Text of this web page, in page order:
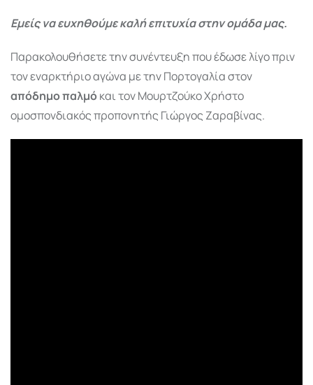
Εμείς να ευχηθούμε καλή επιτυχία στην ομάδα μας.
Παρακολουθήσετε την συνέντευξη που έδωσε λίγο πριν
τον εναρκτήριο αγώνα με την Πορτογαλία στον
απόδημο παλμόκαι τον Μουρτζούκο Χρήστο
ομοσπονδιακός προπονητής Γιώργος Ζαραβίνας.